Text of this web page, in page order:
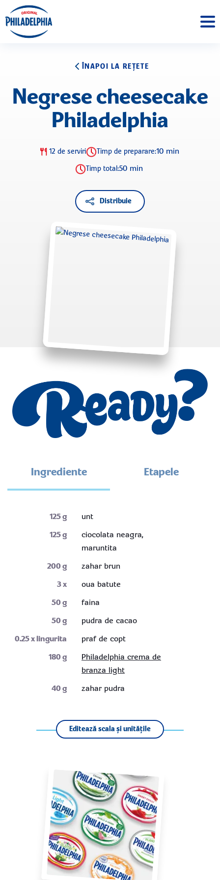
ÎNAPOI LA REȚETE
Negrese cheesecake
Philadelphia
12 de serviri Timp de preparare:10 min
Timp total:50 min
Distribuie
Ingrediente Etapele
125g
unt
125g
ciocolata neagra,
maruntita
200g
zahar brun
3x
oua batute
50g
faina
50g
pudra de cacao
0.25x lingurita
praf de copt
180g
Philadelphia crema de
branza light
40g zahar pudra
Editează scala și unitățile